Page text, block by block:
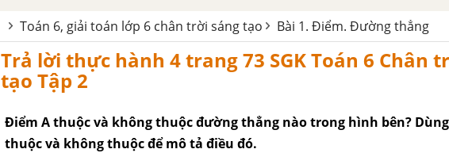
Toán 6, giải toán lớp 6 chân trời sáng tạo Bài 1. Điểm. Đường thẳng
Trả lời thực hành 4 trang 73 SGK Toán 6 Chân
tạo Tập 2
Điểm A thuộc và không thuộc đường thẳng nào trong hình bên?
thuộc và không thuộc để mô tả điều đó.